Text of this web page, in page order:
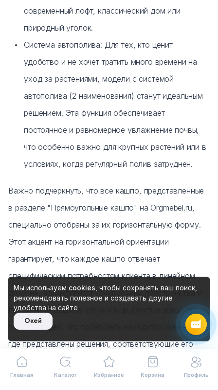
современный лофт, классический дом или
природный уголок.
Система автополива: Для тех, кто ценит
удобство и не хочет тратить много времени на
уход за растениями, модели с системой
автополива (2 наименования) станут идеальным
решением. Эта функция обеспечивает
постоянное и равномерное увлажнение почвы,
что особенно важно для крупных растений или в
условиях, когда регулярный полив затруднен.
Важно подчеркнуть, что все кашпо, представленные
в разделе "Прямоугольные кашпо" на Orgmebel.ru,
специально отобраны за их горизонтальную форму.
Этот акцент на горизонтальной ориентации
гарантирует, что каждое кашпо отвечает
специфическим потребностям клиента в линейном
дизайне, эффективном зонировании пространства и
легкой интеграции в узкие или вытянутые зоны. Это
подтверждает, что посетитель находится именно там,
где представлены решения, соответствующие его
конкретным запросам, что способствует более
глубокому изучению ассортимента и принятию
Главная Каталог Избранное Корзина Профиль
Max
Чат на сайте
8 (495) 183-47-87
По будням с 09:30 до 18:30
Мы используем cookies , чтобы сохранять ваш поиск,
рекомендовать полезное и создавать другие
удобства на сайте
Окей